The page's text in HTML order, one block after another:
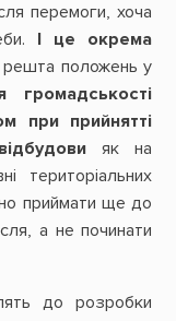
перемоги, хоча
І це окрема
решта положень у
громадськості
при прийнятті
як на
територіальних
приймати ще до
а не починати
до розробки